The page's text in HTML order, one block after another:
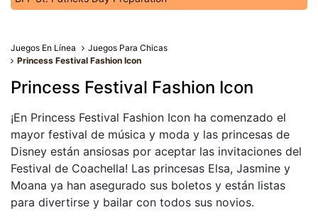
Juegos En Línea
Juegos Para Chicas
Princess Festival Fashion Icon
Princess Festival Fashion Icon
¡En Princess Festival Fashion Icon ha comenzado el
mayor festival de música y moda y las princesas de
Disney están ansiosas por aceptar las invitaciones del
Festival de Coachella! Las princesas Elsa, Jasmine y
Moana ya han asegurado sus boletos y están listas
para divertirse y bailar con todos sus novios.